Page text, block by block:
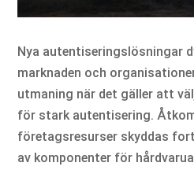
Nya autentiseringslösningar
marknaden och
utmaning när det gäller att
för stark autentisering.
företagsresurser skyddas
av komponenter för